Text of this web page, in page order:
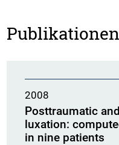
Publikationen
2008
Posttraumatic
luxation:
in nine patients